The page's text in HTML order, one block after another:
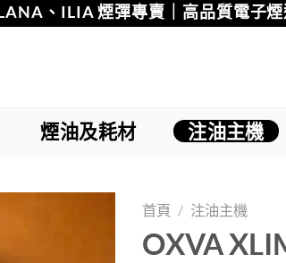
、ILIA 煙彈專賣｜高品質電子
煙油及耗材 注油主機
首頁 / 注油主機
OXVA